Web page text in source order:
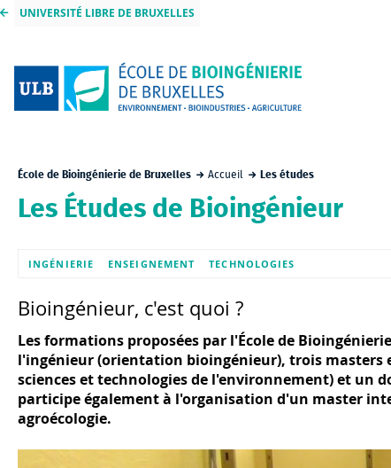
UNIVERSITÉ LIBRE DE BRUXELLES
École de Bioingénierie de Bruxelles Accueil Les études
Les Études de Bioingénieur
INGÉNIERIE ENSEIGNEMENT TECHNOLOGIES
Bioingénieur, c'est quoi ?
Les formations proposées par l'École de
l'ingénieur (orientation bioingénieur), trois masters
sciences et technologies de l'environnement) et un
participe également à l'organisation d'un master
agroécologie.